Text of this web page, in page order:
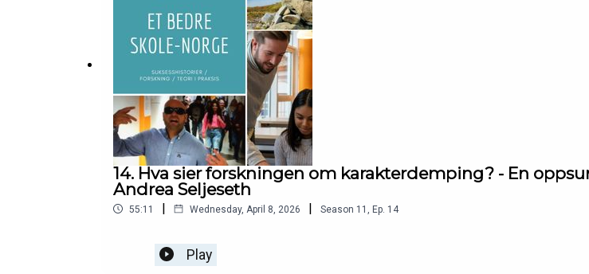
14. Hva sier forskningen om karakterdemping? - En
Andrea Seljeseth
55:11 | Wednesday, April 8, 2026 | Season 11 Ep. 14
Play